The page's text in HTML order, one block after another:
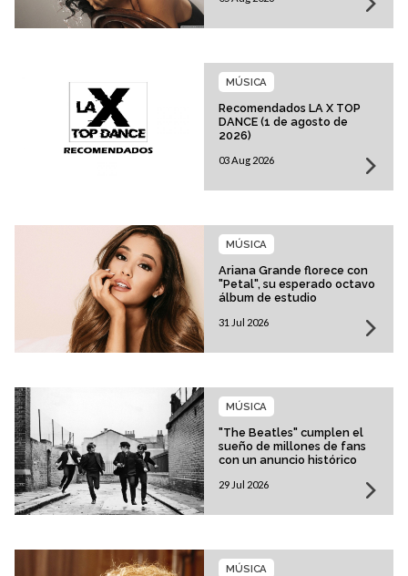
Recomendados LA X TOP
DANCE (1 de agosto de
2026)
MÚSICA
03 Aug 2026
Ariana Grande florece con
"Petal", su esperado octavo
álbum de estudio
MÚSICA
31 Jul 2026
"The Beatles" cumplen el
sueño de millones de fans
con un anuncio histórico
MÚSICA
29 Jul 2026
MÚSICA